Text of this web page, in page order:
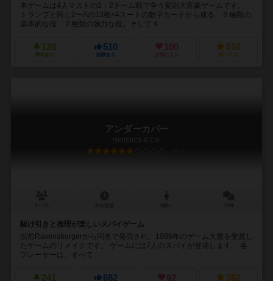
本ゲームは4人マストの2：2チーム戦で争う変則大富豪ゲームです。
トランプと同じ2〜Aの13枚×4スートの数字カードから成る、６種類の
基本的な役、２種類の強力な役。そして４...
128
興味あり
510
経験あり
100
お気に入り
516
持ってる
アンダーカバー
Heimlich & Co.
6.1
駆け引きと推理が楽しいスパイゲーム
以前Ravensburgerから同名で発売され、1986年のゲーム大賞を受賞し
たゲームのリメイクです。 ゲームには7人のスパイが登場します。 各
プレーヤーは、すべて...
241 682 92 382